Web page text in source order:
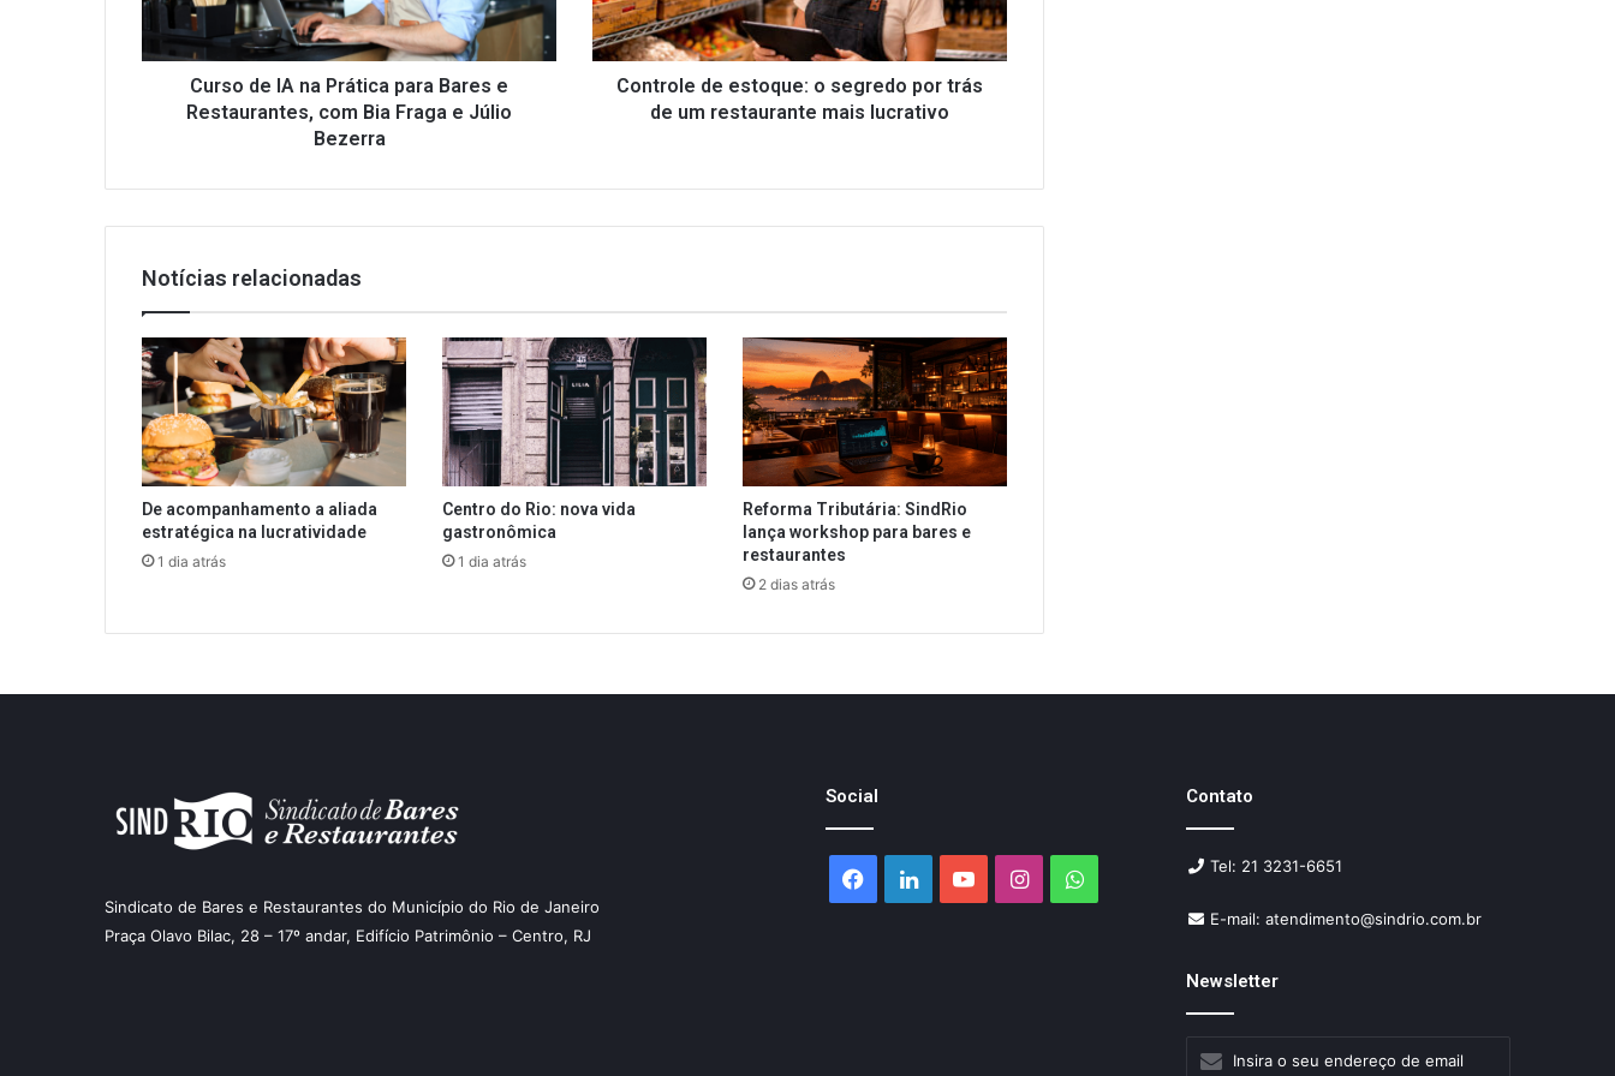
Bares
Restaurantes,
Júlio
Curso de IA na Prática para Bares e
Restaurantes, com Bia Fraga e Júlio
Bezerra
trás
de
um
restaurante
Controle de estoque: o segredo por trás
de um restaurante mais lucrativo
Notícias relacionadas
De acompanhamento a aliada
estratégica na lucratividade
1 dia atrás
Centro do Rio: nova vida
gastronômica
1 dia atrás
Reforma Tributária: SindRio
lança workshop para bares e
restaurantes
2 dias atrás
Sindicato de Bares e Restaurantes do Município do Rio de Janeiro
Praça Olavo Bilac, 28 – 17º andar, Edifício Patrimônio – Centro, RJ
Social
Facebook
LinkedinYouTubeInstagramWhatsApp
Contato
Tel: 21 3231-6651
E-mail: atendimento@sindrio.com.br
Newsletter